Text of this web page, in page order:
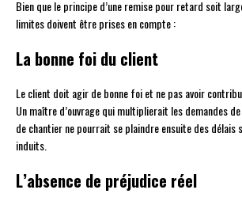
Bien que le principe d’une remise pour retard soit
limites doivent être prises en compte :
La bonne foi du client
Le client doit agir de bonne foi et ne pas avoir
Un maître d’ouvrage qui multiplierait les demandes
de chantier ne pourrait se plaindre ensuite des délais
induits.
L’absence de préjudice réel